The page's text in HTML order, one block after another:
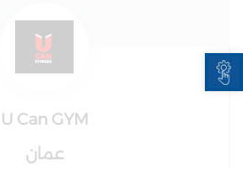
Open toolbar
U Can GYM
عمان